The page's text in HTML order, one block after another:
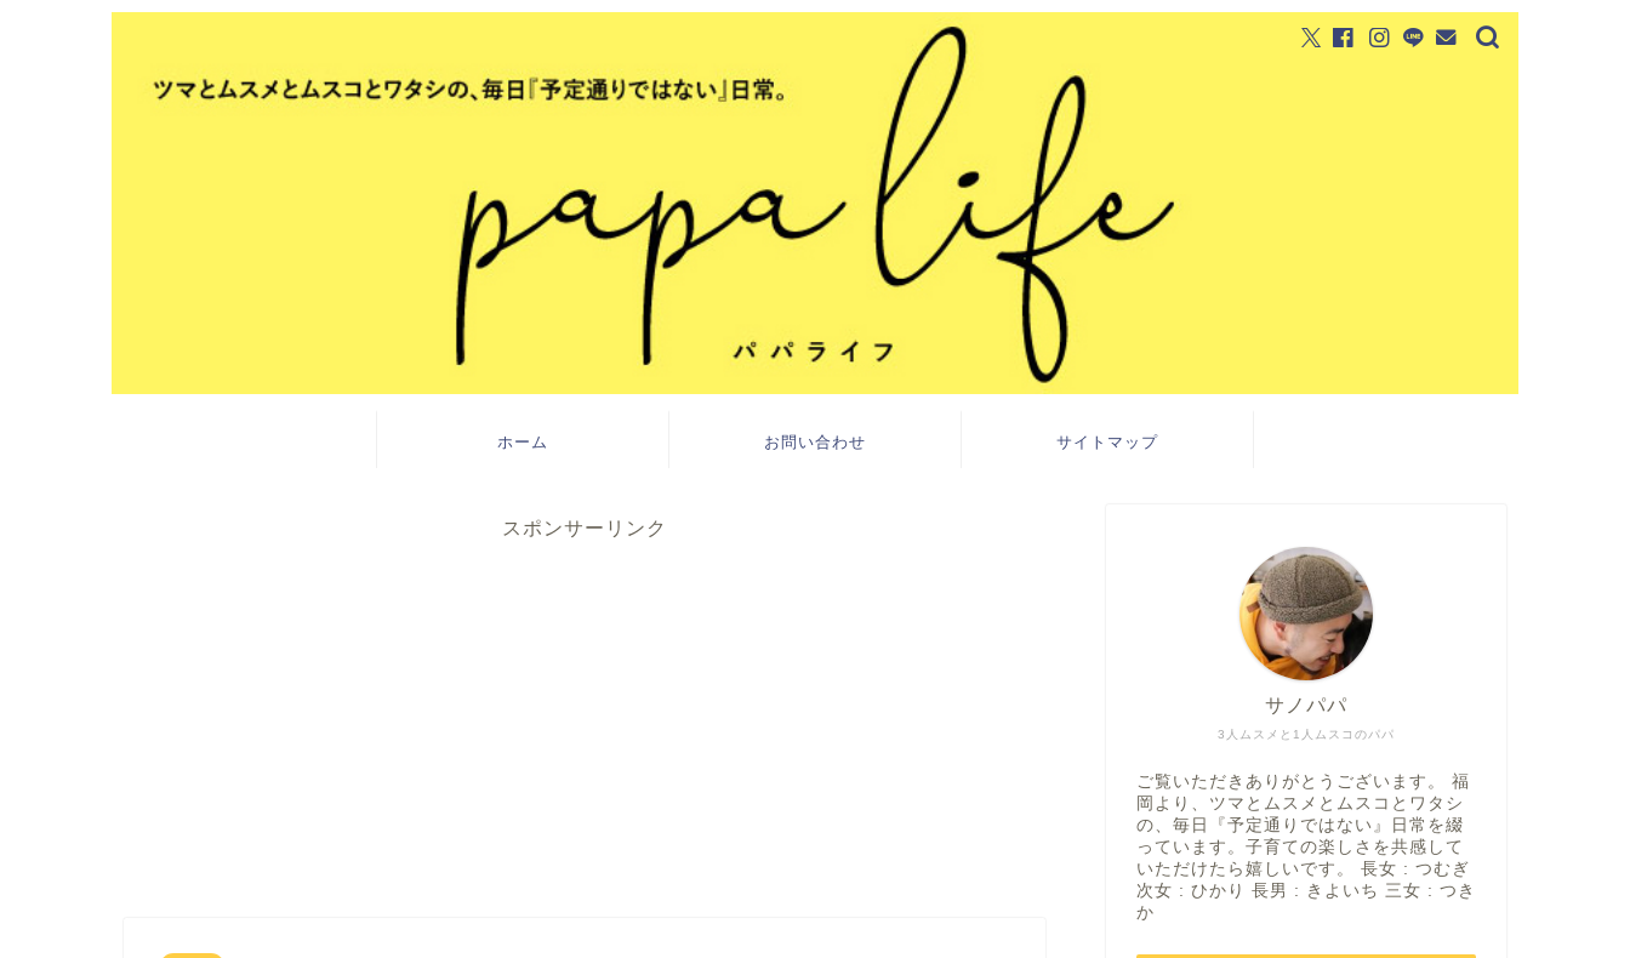
ホーム お問い合わせ サイトマップ
スポンサーリンク
3人ムスメと1人ムスコのパパ
サノパパ
ご覧いただきありがとうございます。 福
岡より、ツマとムスメとムスコとワタシ
の、毎日『予定通りではない』日常を綴
っています。子育ての楽しさを共感して
いただけたら嬉しいです。 長女 : つむぎ
次女 : ひかり 長男 : きよいち 三女 : つき
か